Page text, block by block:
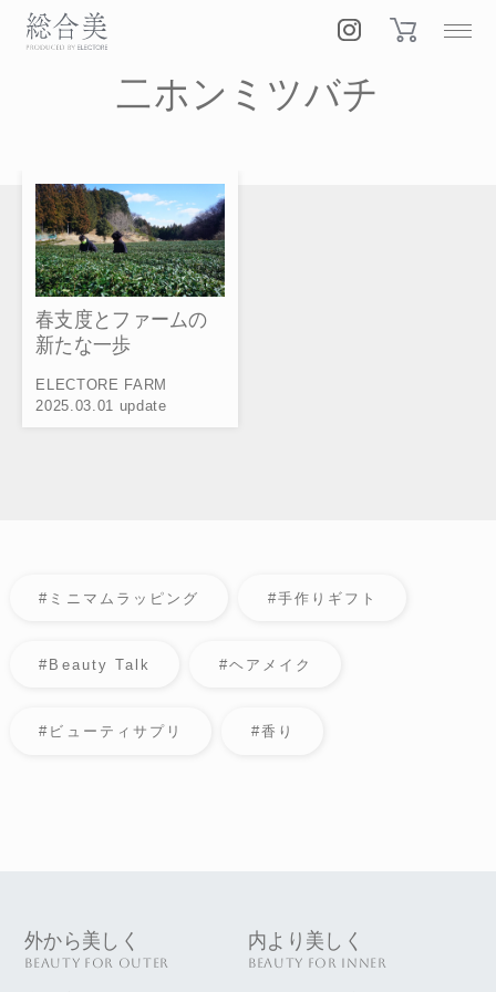
二ホンミツバチ
春支度とファームの
新たな一歩
ELECTORE FARM
2025.03.01 update
#ミニマムラッピング #手作りギフト
#Beauty Talk #ヘアメイク
#ビューティサプリ #香り
外から美しく
BEAUTY FOR OUTER
内より美しく
BEAUTY FOR INNER